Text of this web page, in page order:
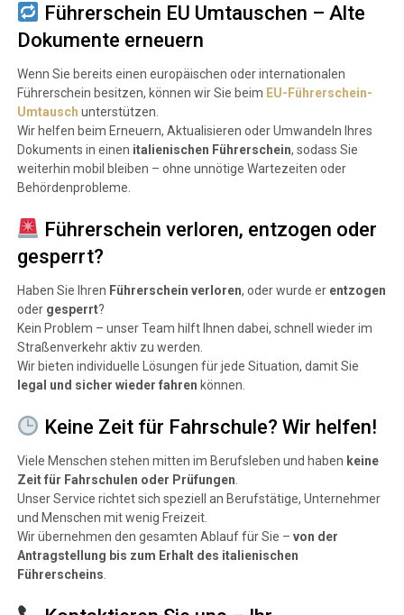
Führerschein EU Umtauschen – Alte
Dokumente erneuern
Wenn Sie bereits einen europäischen oder internationalen
Führerschein besitzen, können wir Sie beim EU-Führerschein-
Umtausch unterstützen.
Wir helfen beim Erneuern, Aktualisieren oder Umwandeln Ihres
Dokuments in einen italienischen Führerschein, sodass Sie
weiterhin mobil bleiben – ohne unnötige Wartezeiten oder
Behördenprobleme.
Führerschein verloren, entzogen oder
gesperrt?
Haben Sie Ihren Führerschein verloren, oder wurde er entzogen
oder gesperrt?
Kein Problem – unser Team hilft Ihnen dabei, schnell wieder im
Straßenverkehr aktiv zu werden.
Wir bieten individuelle Lösungen für jede Situation, damit Sie
legal und sicher wieder fahren können.
Keine Zeit für Fahrschule? Wir helfen!
Viele Menschen stehen mitten im Berufsleben und haben keine
Zeit für Fahrschulen oder Prüfungen
Unser Service richtet sich speziell an Berufstätige, Unternehmer
und Menschen mit wenig Freizeit.
Wir übernehmen den gesamten Ablauf für Sie – von der
Antragstellung bis zum Erhalt des italienischen
Führerscheins